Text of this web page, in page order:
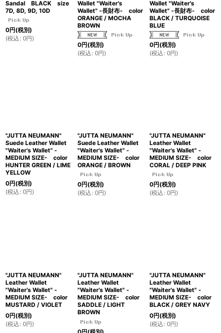
Sandal BLACK size
7D, 8D, 9D, 10D
0円(税別)
(税込 : 0円)
Wallet "Waiter's
Wallet" -長財布- color
ORANGE / MOCHA
BROWN
0円(税別)
(税込 : 0円)
Wallet "Waiter's
Wallet" -長財布- color
BLACK / TURQUOISE
BLUE
0円(税別)
(税込 : 0円)
"JUTTA NEUMANN"
Suede Leather Wallet
"Waiter's Wallet" -
MEDIUM SIZE- color
HUNTER GREEN / LIME
YELLOW
0円(税別)
(税込 : 0円)
"JUTTA NEUMANN"
Suede Leather Wallet
"Waiter's Wallet" -
MEDIUM SIZE- color
ORANGE / BROWN
0円(税別)
(税込 : 0円)
"JUTTA NEUMANN"
Leather Wallet
"Waiter's Wallet" -
MEDIUM SIZE- color
CORAL / DEEP PINK
0円(税別)
(税込 : 0円)
"JUTTA NEUMANN"
Leather Wallet
"Waiter's Wallet" -
MEDIUM SIZE- color
MUSTARD / VIOLET
0円(税別)
(税込 : 0円)
"JUTTA NEUMANN"
Leather Wallet
"Waiter's Wallet" -
MEDIUM SIZE- color
SADDLE / LIGHT
BROWN
0円(税別)
"JUTTA NEUMANN"
Leather Wallet
"Waiter's Wallet" -
MEDIUM SIZE- color
BLACK / GREY NAVY
0円(税別)
(税込 : 0円)